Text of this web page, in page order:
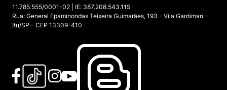
11.785.555/0001-02 | IE: 387.208.543.115
Rua: General Epaminondas Teixeira Guimarães, 193 - Vila Gardiman -
Itu/SP - CEP 13309-410